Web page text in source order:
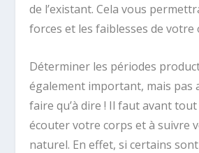
de l’existant. Cela vous
forces et les faiblesses de
Déterminer les périodes
également important, mais pas
faire qu’à dire ! Il faut avant
écouter votre corps et à suivre
naturel. En effet, si certains